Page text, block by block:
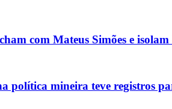
com Mateus Simões e
política mineira teve registros